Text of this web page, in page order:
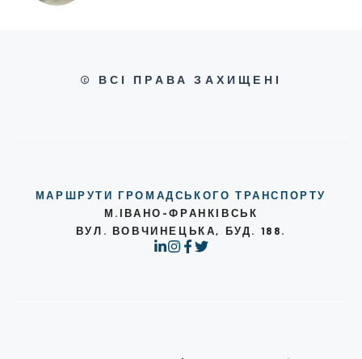
© ВСІ ПРАВА ЗАХИЩЕНІ
МАРШРУТИ ГРОМАДСЬКОГО ТРАНСПОРТУ
М.ІВАНО-ФРАНКІВСЬК
ВУЛ. ВОВЧИНЕЦЬКА, БУД. 188.